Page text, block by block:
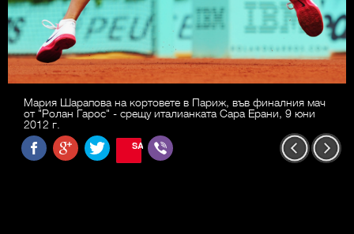
Мария Шарапова на кортовете в Париж, във финалния мач
от "Ролан Гарос" - срещу италианката Сара Ерани, 9 юни
2012 г.
SAVE